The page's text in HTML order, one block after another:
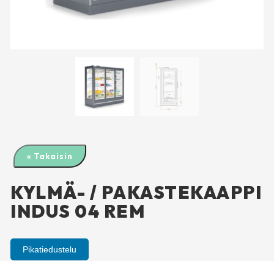
« Takaisin
KYLMÄ- / PAKASTEKAAPPI
INDUS 04 REM
Pikatiedustelu